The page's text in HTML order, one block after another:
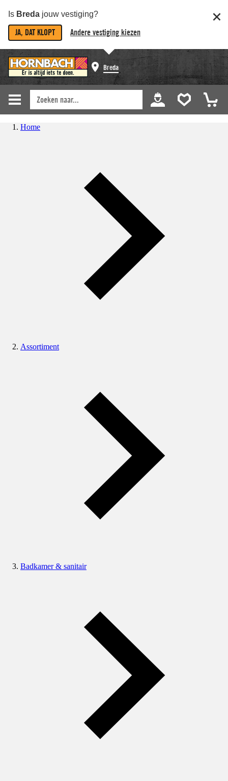
Is Breda jouw vestiging?
JA, DAT KLOPT Andere vestiging kiezen
Breda
Home
Assortiment
Badkamer & sanitair